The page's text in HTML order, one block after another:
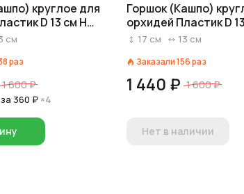
круглое для
D 13 см H
зеленый
см
раз
1 600 ₽
360 ₽ ×4
Горшок (Кашпо)
орхидей Пластик D
16,5 см Розовый
17 см 13 см
Заказали156раз
1 440 ₽ 1 600 ₽
Нет в наличии